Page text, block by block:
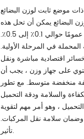
موضع ثابت لوزن البضائع
البضائع يمكن أن تحل هذه
المشكلة بشكل أفضل. بشكل عام ، كلما زادت متطلبات الدقة لقياس البضائع ، كان ذلك أفضل ، ويتطلب خطأ الوزن عمومًا حوالي 0.1٪ إلى 0.5٪.
في المرحلة الأولية.
اقتصادية مباشرة ونقل
على جهاز وزن ، يجب أن
منخفضة متوسط. مع تطور
والسلامة ودقة التحميل
، وهو أمر مهم لتقوية
وضمان سلامة نقل المركبات.
تأثير.